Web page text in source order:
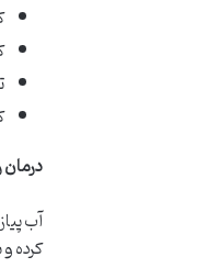
آب
کرده و